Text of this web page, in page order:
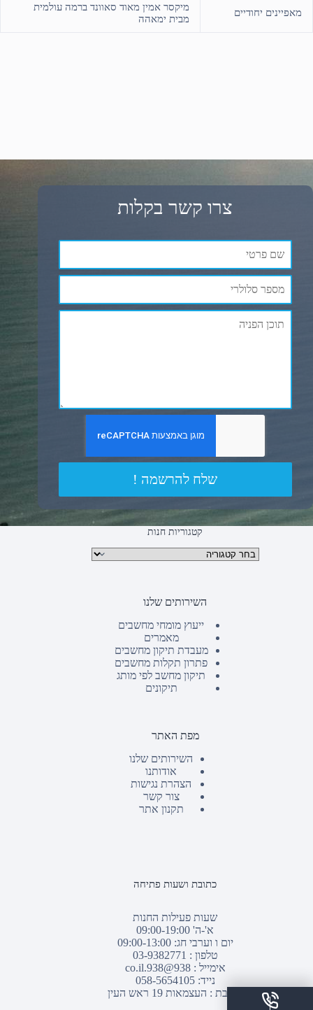
מאפיינים יחודיים
מיקסר אמין מאוד סאוונד ברמה עולמית
מבית ימאהה
צרו קשר בקלות
שלח להרשמה !
קטגוריות חנות
קטגוריות מוצרים
השירותים שלנו
ייעוץ מומחי מחשבים
מאמרים
מעבדת תיקון מחשבים
פתרון תקלות מחשבים
תיקון מחשב לפי מותג
תיקונים
מפת האתר
השירותים שלנו
אודותנו
הצהרת נגישות
צור קשר
תקנון אתר
כתובת ושעות פתיחה
שעות פעילות החנות
א'-ה' 09:00-19:00
יום ו וערבי חג: 09:00-13:00
טלפון : 03-9382771
אימייל :938@938.co.il
נייד: 058-5654105
כתובת : העצמאות 19 ראש העין